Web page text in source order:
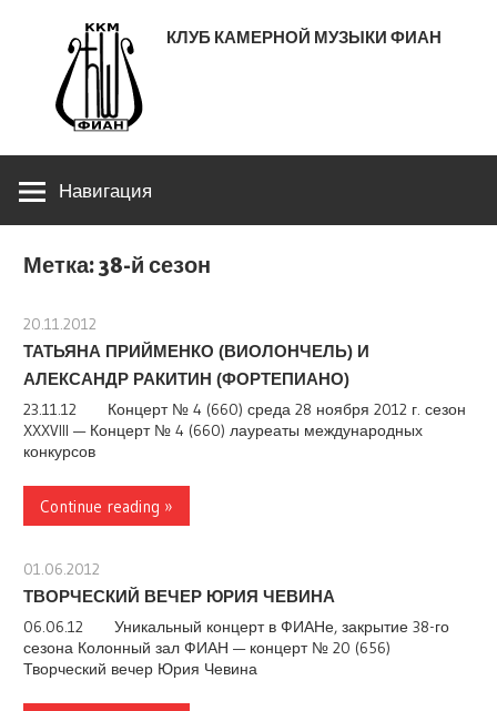
содержимому
КЛУБ КАМЕРНОЙ МУЗЫКИ ФИАН
ЛЕНИНСКИЙ ПРОСПЕКТ 53
Навигация
Метка:38-й сезон
20.11.2012
ТАТЬЯНА ПРИЙМЕНКО (ВИОЛОНЧЕЛЬ) И
АЛЕКСАНДР РАКИТИН (ФОРТЕПИАНО)
23.11.12 Концерт № 4 (660) среда 28 ноября 2012 г. сезон
XXXVIII — Концерт № 4 (660) лауреаты международных
конкурсов
Continue reading »
01.06.2012
ТВОРЧЕСКИЙ ВЕЧЕР ЮРИЯ ЧЕВИНА
06.06.12 Уникальный концерт в ФИАНе, закрытие 38-го
сезона Колонный зал ФИАН — концерт № 20 (656)
Творческий вечер Юрия Чевина